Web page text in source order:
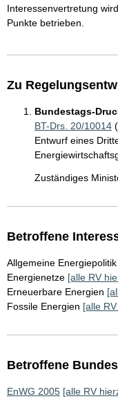
Interessenvertretung
Punkte betrieben.
Zu
Bundestags-
BT-Drs. 20/10014 (
Entwurf eines
Zuständiges
Betroffene
Allgemeine Energiepolitik
Energienetze [alle RV
Erneuerbare Energien
Fossile Energien [alle
Betroffene
EnWG 2005 [alle RV